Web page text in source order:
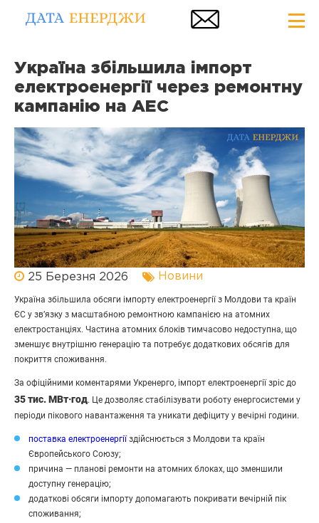
Україна збільшила імпорт
електроенергії через ремонтну
кампанію на АЕС
25 Березня 2026 Новини
Україна збільшила обсяги імпорту електроенергії з Молдови та країн
ЄС у зв’язку з масштабною ремонтною кампанією на атомних
електростанціях. Частина атомних блоків тимчасово недоступна, що
зменшує внутрішню генерацію та потребує додаткових обсягів для
покриття споживання.
За офіційними коментарями Укренерго, імпорт електроенергії зріс до
35 тис. МВт·год. Це дозволяє стабілізувати роботу енергосистеми у
періоди пікового навантаження та уникати дефіциту у вечірні години.
поставка електроенергіїздійснюється з Молдови та країн
Європейського Союзу;
причина — планові ремонти на атомних блоках, що зменшили
доступну генерацію;
додаткові обсяги імпорту допомагають покривати вечірній пік
споживання;